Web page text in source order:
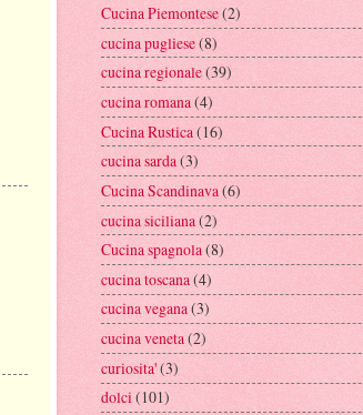
Cucina Piemontese(2)
cucina pugliese(8)
cucina regionale(39)
cucina romana(4)
Cucina Rustica(16)
cucina sarda(3)
Cucina Scandinava(6)
cucina siciliana (2)
Cucina spagnola(8)
cucina toscana(4)
cucina vegana(3)
cucina veneta(2)
curiosita'(3)
dolci(101)